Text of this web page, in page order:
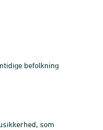
befolkning
som